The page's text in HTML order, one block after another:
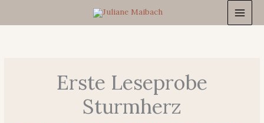
springen
Erste Leseprobe
Sturmherz